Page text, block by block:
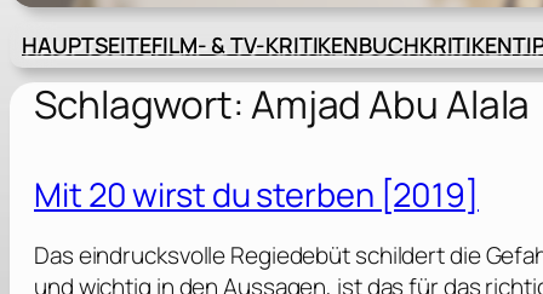
HAUPTSEITEFILM- & TV-KRITIKENBUCHKRITIKEN
Schlagwort:Amjad Abu Alala
Mit 20 wirst du sterben [2019]
Das eindrucksvolle Regiedebüt schildert die
und wichtig in den Aussagen, ist das für das